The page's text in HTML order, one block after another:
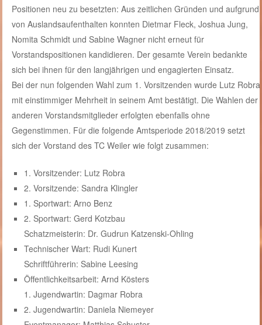
Positionen neu zu besetzten: Aus zeitlichen Gründen und aufgrund
von Auslandsaufenthalten konnten Dietmar Fleck, Joshua Jung,
Nomita Schmidt und Sabine Wagner nicht erneut für
Vorstandspositionen kandidieren. Der gesamte Verein bedankte
sich bei ihnen für den langjährigen und engagierten Einsatz.
Bei der nun folgenden Wahl zum 1. Vorsitzenden wurde Lutz Robra
mit einstimmiger Mehrheit in seinem Amt bestätigt. Die Wahlen der
anderen Vorstandsmitglieder erfolgten ebenfalls ohne
Gegenstimmen. Für die folgende Amtsperiode 2018/2019 setzt
sich der Vorstand des TC Weiler wie folgt zusammen:
1. Vorsitzender: Lutz Robra
2. Vorsitzende: Sandra Klingler
1. Sportwart: Arno Benz
2. Sportwart: Gerd Kotzbau
Schatzmeisterin: Dr. Gudrun Katzenski-Ohling
Technischer Wart: Rudi Kunert
Schriftführerin: Sabine Leesing
Öffentlichkeitsarbeit: Arnd Kösters
1. Jugendwartin: Dagmar Robra
2. Jugendwartin: Daniela Niemeyer